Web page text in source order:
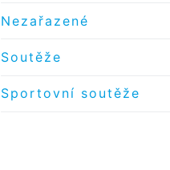
Nezařazené
Soutěže
Sportovní soutěže